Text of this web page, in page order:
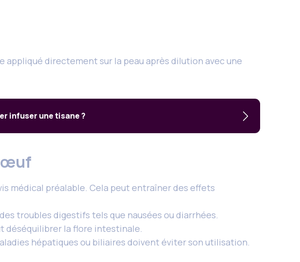
appliqué directement sur la peau après dilution avec une
infuser une tisane ?
médical préalable. Cela peut entraîner des effets
troubles digestifs tels que nausées ou diarrhées.
déséquilibrer la flore intestinale.
hépatiques ou biliaires doivent éviter son utilisation.